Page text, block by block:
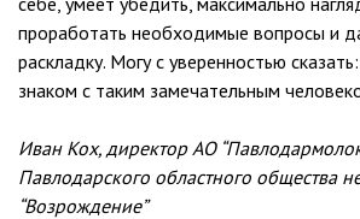
проработать необходимые вопросы и
раскладку. Могу с уверенностью
знаком с таким замечательным
Иван Кох, директор АО
Павлодарского областного общества
“Возрождение”